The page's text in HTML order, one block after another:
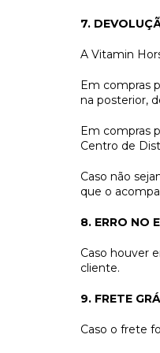
7.
A Vitamin
Em compras
na posterior,
Em compras
Centro de
Caso não
que o
8. ERRO NO
Caso houver
cliente.
9. FRETE
Caso o frete